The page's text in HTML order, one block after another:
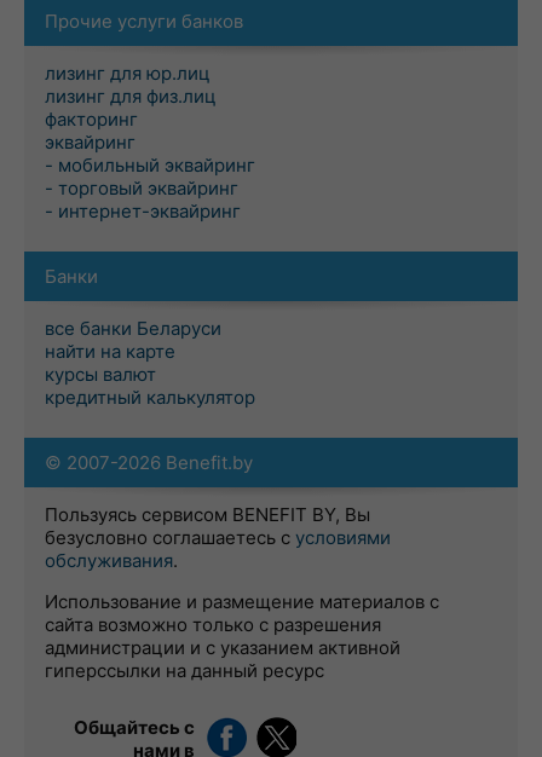
Прочие услуги банков
лизинг для юр.лиц
лизинг для физ.лиц
факторинг
эквайринг
- мобильный эквайринг
- торговый эквайринг
- интернет-эквайринг
Банки
все банки Беларуси
найти на карте
курсы валют
кредитный калькулятор
© 2007-2026 Benefit.by
Пользуясь сервисом BENEFIT BY, Вы
безусловно соглашаетесь с условиями
обслуживания.
Использование и размещение материалов с
сайта возможно только с разрешения
администрации и с указанием активной
гиперссылки на данный ресурс
Общайтесь с
нами в